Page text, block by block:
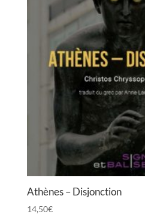
Athènes – Disjonction
14,50€